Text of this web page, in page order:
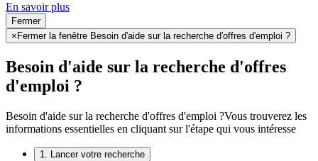
En savoir plus
Fermer
× Fermer la fenêtre Besoin d'aide sur la recherche d'offres d'emploi ?
Besoin d'aide sur la recherche d'offres
d'emploi ?
Besoin d'aide sur la recherche d'offres d'emploi ?Vous trouverez les
informations essentielles en cliquant sur l'étape qui vous intéresse
1. Lancer votre recherche